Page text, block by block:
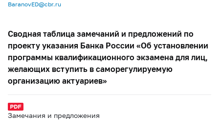
BaranovED@cbr.ru
Сводная таблица замечаний и предложений по
проекту указания Банка России «Об установлении
программы квалификационного экзамена для лиц,
желающих вступить в саморегулируемую
организацию актуариев»
Замечания и предложения